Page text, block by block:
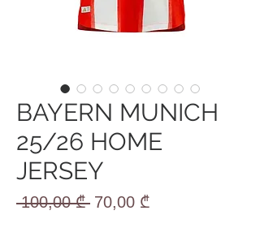
BAYERN MUNICH
25/26 HOME
JERSEY
100,00 ₾ Regular
70,00 ₾Sale